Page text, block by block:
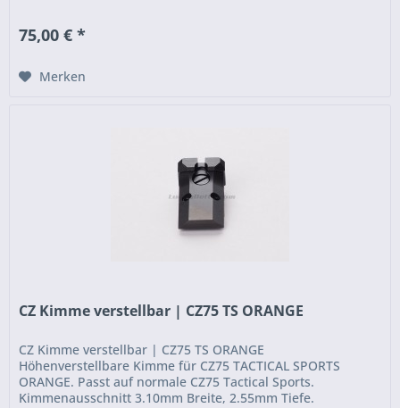
75,00 € *
Merken
CZ Kimme verstellbar | CZ75 TS ORANGE
CZ Kimme verstellbar | CZ75 TS ORANGE
Höhenverstellbare Kimme für CZ75 TACTICAL SPORTS
ORANGE. Passt auf normale CZ75 Tactical Sports.
Kimmenausschnitt 3.10mm Breite, 2.55mm Tiefe.